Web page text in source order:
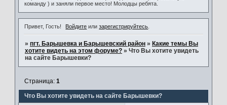
команду ) и заняли первое место! Молодцы ребята.
Привет, Гость! Войдите илизарегистрируйтесь
» пгт. Барышевка и Барышевский район » Какие темы Вы
хотите видеть на этом форуме? » Что Вы хотите увидеть
на сайте Барышевки?
Что Вы хотите увидеть на сайте Барышевки?
Страница: 1